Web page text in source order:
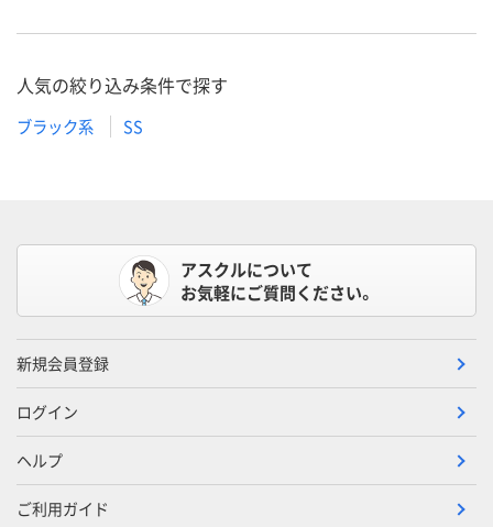
人気の絞り込み条件で探す
ブラック系 SS
アスクルについて
お気軽にご質問ください。
新規会員登録
ログイン
ヘルプ
ご利用ガイド